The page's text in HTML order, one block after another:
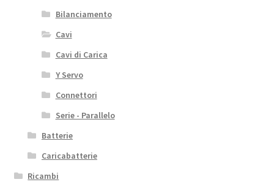
Bilanciamento
Cavi
Cavi di Carica
Y Servo
Connettori
Serie - Parallelo
Batterie
Caricabatterie
Ricambi